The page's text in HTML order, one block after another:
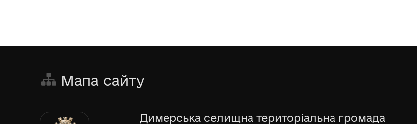
Мапа сайту
Димерська селищна територіальна громада